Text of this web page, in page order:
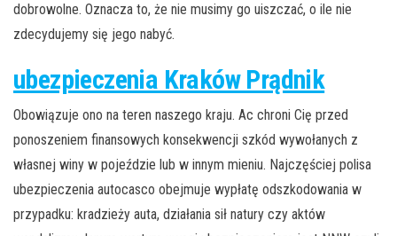
dobrowolne. Oznacza to, że nie musimy go uiszczać, o ile nie
zdecydujemy się jego nabyć.
ubezpieczenia Kraków Prądnik
Obowiązuje ono na teren naszego kraju. Ac chroni Cię przed
ponoszeniem finansowych konsekwencji szkód wywołanych z
własnej winy w pojeździe lub w innym mieniu. Najczęściej polisa
ubezpieczenia autocasco obejmuje wypłatę odszkodowania w
przypadku: kradzieży auta, działania sił natury czy aktów